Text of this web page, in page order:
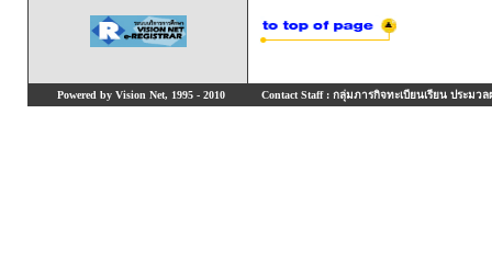
Powered by Vision Net, 1995 - 2010 Contact Staff : กลุ่มภารกิจทะเบียนเรียน ประมวล